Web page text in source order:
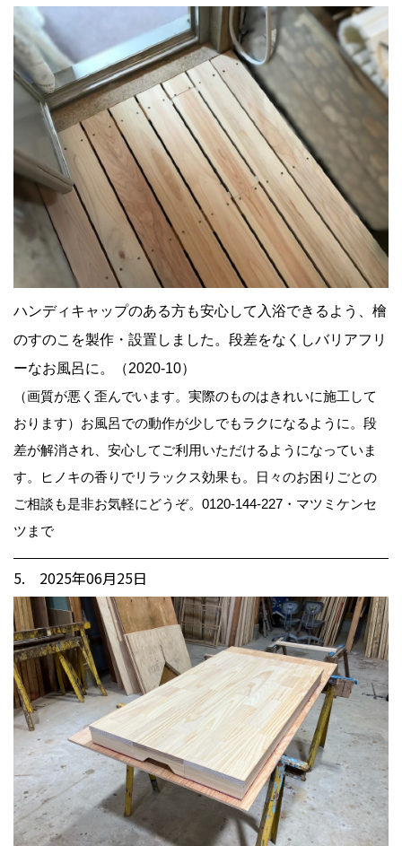
ハンディキャップのある方も安心して入浴できるよう、檜
のすのこを製作・設置しました。段差をなくしバリアフリ
ーなお風呂に。（2020-10）
（画質が悪く歪んでいます。実際のものはきれいに施工して
おります）お風呂での動作が少しでもラクになるように。段
差が解消され、安心してご利用いただけるようになっていま
す。ヒノキの香りでリラックス効果も。日々のお困りごとの
ご相談も是非お気軽にどうぞ。0120-144-227・マツミケンセ
ツまで
5. 2025年06月25日